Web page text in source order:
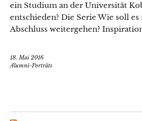
ein Studium an der Universität
entschieden? Die Serie Wie soll es
Abschluss weitergehen?
18. Mai 2016
Alumni-Porträts